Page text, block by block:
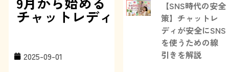
チャットレディ
2025-09-01
【SNS時代の安全
策】チャットレ
ディが安全にSNS
を使うための線
引きを解説